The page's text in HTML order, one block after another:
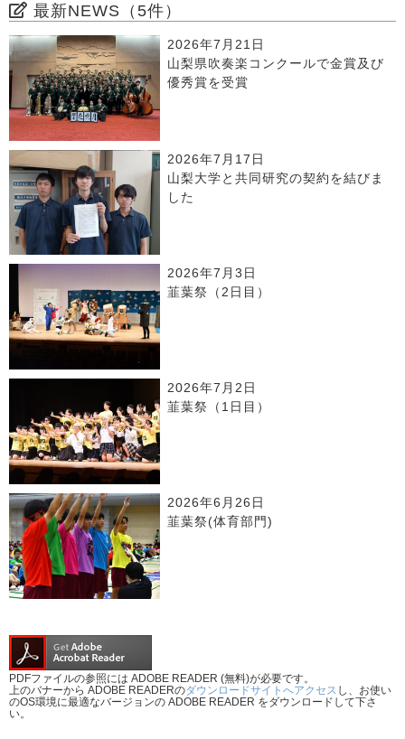
最新NEWS（5件）
2026年7月21日
山梨県吹奏楽コンクールで金賞及び
優秀賞を受賞
2026年7月17日
山梨大学と共同研究の契約を結びま
した
2026年7月3日
韮葉祭（2日目）
2026年7月2日
韮葉祭（1日目）
2026年6月26日
韮葉祭(体育部門)
PDFファイルの参照には ADOBE READER (無料)が必要です。
上のバナーから ADOBE READERのダウンロードサイトへアクセス し、お使い
のOS環境に最適なバージョンの ADOBE READER をダウンロードして下さ
い。